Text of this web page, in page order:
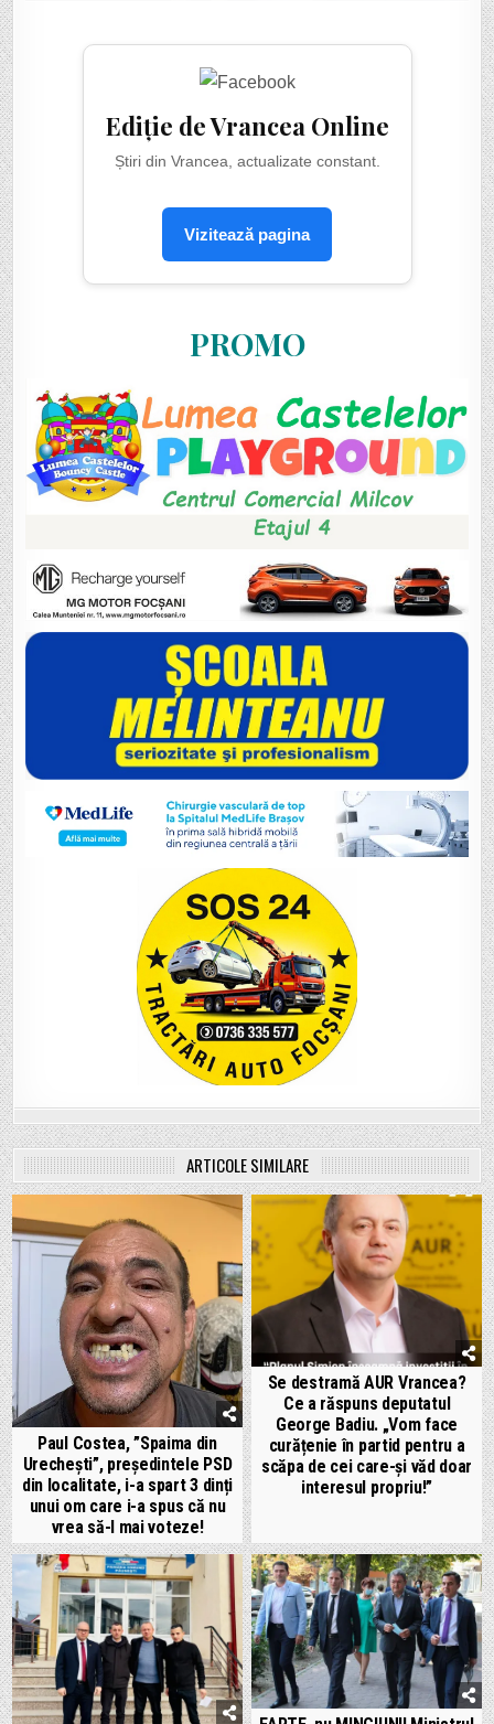
Ediție de Vrancea Online
Știri din Vrancea, actualizate constant.
Vizitează pagina
PROMO
ARTICOLE SIMILARE
Paul Costea, ”Spaima din
Urechești”, președintele PSD
din localitate, i-a spart 3 dinți
unui om care i-a spus că nu
vrea să-l mai voteze!
Se destramă AUR Vrancea?
Ce a răspuns deputatul
George Badiu. „Vom face
curățenie în partid pentru a
scăpa de cei care-și văd doar
interesul propriu!”